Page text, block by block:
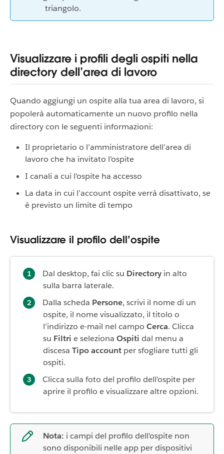
triangolo.
Visualizzare i profili degli ospiti nella
directory dell’area di lavoro
Quando aggiungi un ospite alla tua area di lavoro, si
popolerà automaticamente un nuovo profilo nella
directory con le seguenti informazioni:
Il proprietario o l’amministratore dell’area di
lavoro che ha invitato l’ospite
I canali a cui l’ospite ha accesso
La data in cui l’account ospite verrà disattivato, se
è previsto un limite di tempo
Visualizzare il profilo dell’ospite
Dal desktop, fai clic su Directory in alto
sulla barra laterale.
Dalla scheda Persone, scrivi il nome di un
ospite, il nome visualizzato, il titolo o
l’indirizzo e-mail nel campo Cerca. Clicca
su Filtri e seleziona Ospiti dal menu a
discesa Tipo account per sfogliare tutti gli
ospiti.
Clicca sulla foto del profilo dell’ospite per
aprire il profilo e visualizzare altre opzioni.
Nota: i campi del profilo dell’ospite non
sono disponibili nelle app per dispositivi